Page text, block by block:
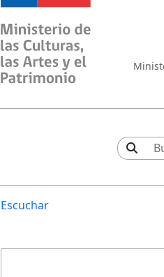
Ministerio de
Escuchar